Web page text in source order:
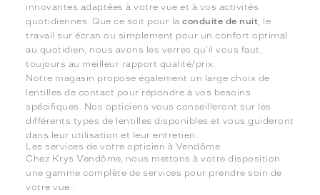
innovantes adaptées à votre vue et à vos activités
quotidiennes. Que ce soit pour laconduite de nuit , le
travail sur écran ou simplement pour un confort optimal
au quotidien, nous avons les verres qu'il vous faut,
toujours au meilleur rapport qualité/prix.
Notre magasin propose également un large choix de
lentilles de contact pour répondre à vos besoins
spécifiques. Nos opticiens vous conseilleront sur les
différents types de lentilles disponibles et vous guideront
dans leur utilisation et leur entretien.
Les services de votre opticien à Vendôme
Chez Krys Vendôme, nous mettons à votre disposition
une gamme complète de services pour prendre soin de
votre vue :